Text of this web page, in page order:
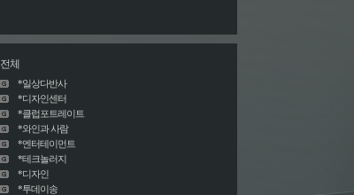
전체
*일상다반사
*디자인센터
*클럽포트레이트
*와인과 사람
*엔터테이먼트
*테크놀러지
*디자인
*투데이송